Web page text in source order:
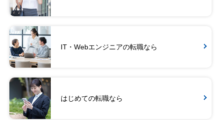
IT・Webエンジニアの転職なら
はじめての転職なら